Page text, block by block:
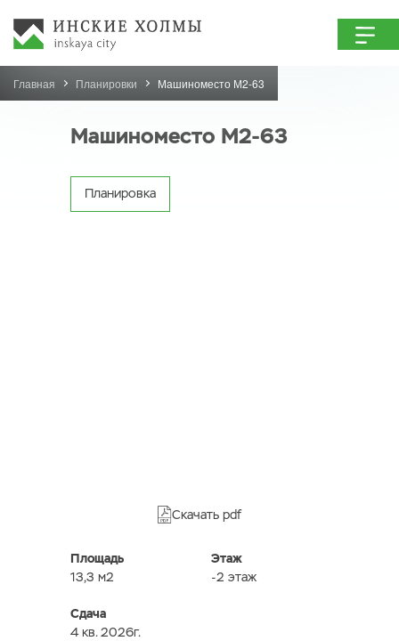
Главная Планировки Машиноместо М2-63
Машиноместо М2-63
Планировка
Скачать pdf
Площадь
13,3 м2
Этаж
-2 этаж
Сдача
4 кв. 2026г.